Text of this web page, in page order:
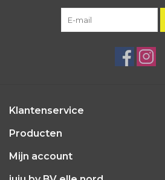
Klantenservice
Producten
Mijn account